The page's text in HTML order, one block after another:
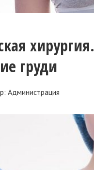
хирургия.
груди
Администрация